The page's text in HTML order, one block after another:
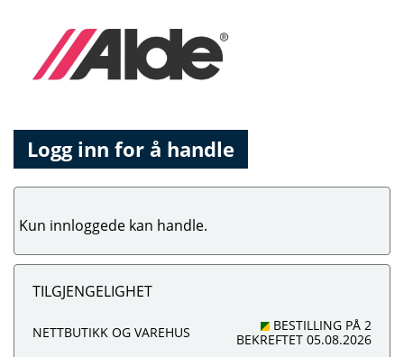
Logg inn for å handle
Kun innloggede kan handle.
TILGJENGELIGHET
NETTBUTIKK OG VAREHUS
BESTILLING PÅ 2
BEKREFTET 05.08.2026